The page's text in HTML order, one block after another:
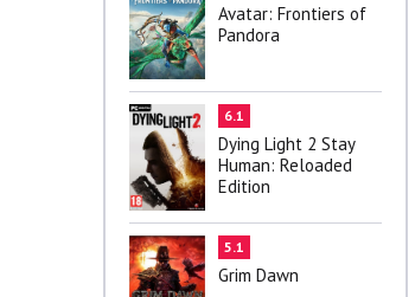
Avatar: Frontiers of
Pandora
6.1
Dying Light 2 Stay
Human: Reloaded
Edition
5.1
Grim Dawn